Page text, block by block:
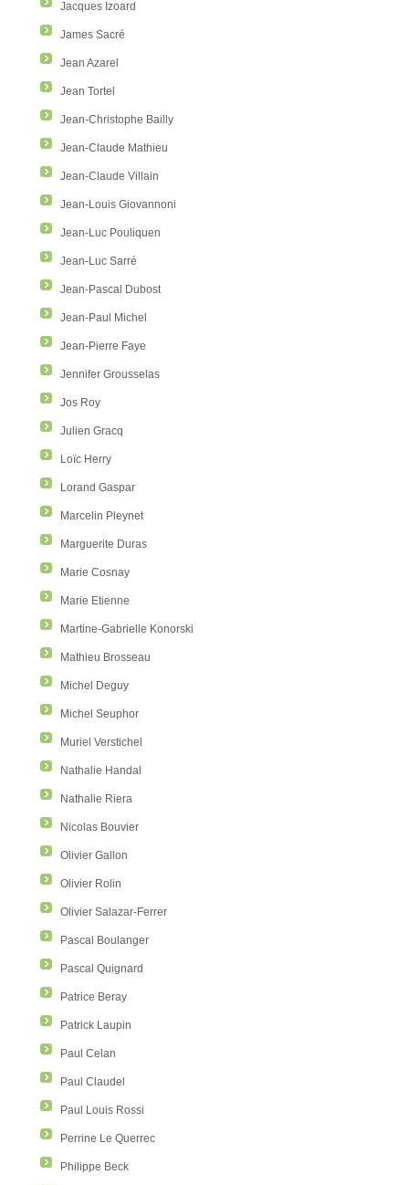
Jacques Izoard
James Sacré
Jean Azarel
Jean Tortel
Jean-Christophe Bailly
Jean-Claude Mathieu
Jean-Claude Villain
Jean-Louis Giovannoni
Jean-Luc Pouliquen
Jean-Luc Sarré
Jean-Pascal Dubost
Jean-Paul Michel
Jean-Pierre Faye
Jennifer Grousselas
Jos Roy
Julien Gracq
Loïc Herry
Lorand Gaspar
Marcelin Pleynet
Marguerite Duras
Marie Cosnay
Marie Etienne
Martine-Gabrielle Konorski
Mathieu Brosseau
Michel Deguy
Michel Seuphor
Muriel Verstichel
Nathalie Handal
Nathalie Riera
Nicolas Bouvier
Olivier Gallon
Olivier Rolin
Olivier Salazar-Ferrer
Pascal Boulanger
Pascal Quignard
Patrice Beray
Patrick Laupin
Paul Celan
Paul Claudel
Paul Louis Rossi
Perrine Le Querrec
Philippe Beck